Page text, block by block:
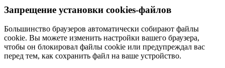
Запрещение установки cookies-файлов
Большинство браузеров автоматически собирают файлы
cookie. Вы можете изменить настройки вашего браузера,
чтобы он блокировал файлы cookie или предупреждал вас
перед тем, как сохранить файл на ваше устройство.